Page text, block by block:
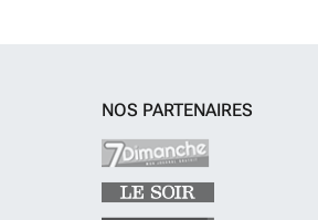
NOS PARTENAIRES